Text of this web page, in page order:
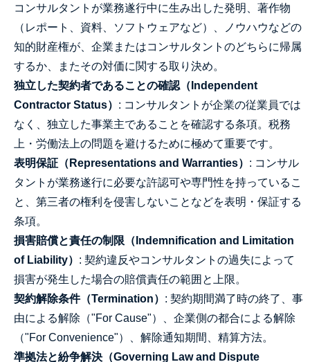
コンサルタントが業務遂行中に生み出した発明、著作物
（レポート、資料、ソフトウェアなど）、ノウハウなどの
知的財産権が、企業またはコンサルタントのどちらに帰属
するか、またその対価に関する取り決め。
独立した契約者であることの確認（Independent
Contractor Status） : コンサルタントが企業の従業員では
なく、独立した事業主であることを確認する条項。税務
上・労働法上の問題を避けるために極めて重要です。
表明保証（Representations and Warranties） : コンサル
タントが業務遂行に必要な許認可や専門性を持っているこ
と、第三者の権利を侵害しないことなどを表明・保証する
条項。
損害賠償と責任の制限（Indemnification and Limitation
of Liability） : 契約違反やコンサルタントの過失によって
損害が発生した場合の賠償責任の範囲と上限。
契約解除条件（Termination） : 契約期間満了時の終了、事
由による解除（"For Cause"）、企業側の都合による解除
（"For Convenience"）、解除通知期間、精算方法。
準拠法と紛争解決（Governing Law and Dispute